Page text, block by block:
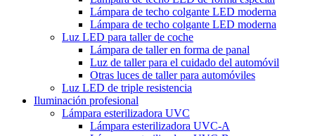
Lámpara de techo colgante LED moderna
Lámpara de techo colgante LED moderna
Luz LED para taller de coche
Lámpara de taller en forma de panal
Luz de taller para el cuidado del automóvil
Otras luces de taller para automóviles
Luz LED de triple resistencia
Iluminación profesional
Lámpara esterilizadora UVC
Lámpara esterilizadora UVC-A